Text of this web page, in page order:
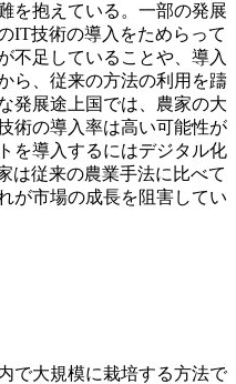
を抱えている。一部の発展
IT技術の導入をためらって
不足していることや、導入
ら、従来の方法の利用を躊
発展途上国では、農家の大
術の導入率は高い可能性が
を導入するにはデジタル化
は従来の農業手法に比べて
が市場の成長を阻害してい
で大規模に栽培する方法で